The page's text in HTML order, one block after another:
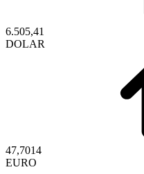
6.505,41
DOLAR
47,7014
EURO